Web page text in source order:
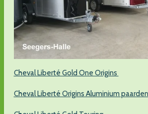
Cheval Liberté Gold One Origins
Cheval Liberté Origins Aluminium